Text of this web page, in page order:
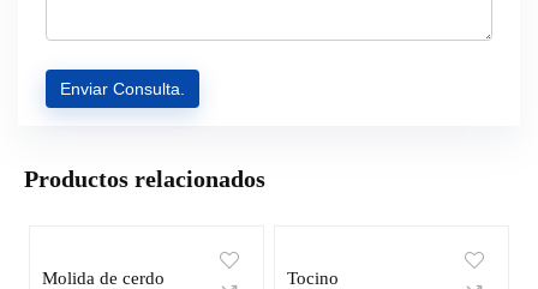
Productos relacionados
Molida de cerdo Tocino